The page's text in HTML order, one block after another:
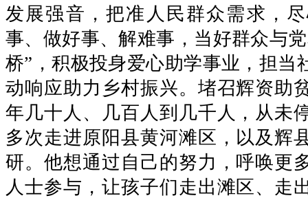
发展强音，把准人民群众需求，
事、做好事、解难事，当好群众与
桥”，积极投身爱心助学事业，担当
动响应助力乡村振兴。堵召辉资助
年几十人、几百人到几千人，从未
多次走进原阳县黄河滩区，以及辉
研。他想通过自己的努力，呼唤更
人士参与，让孩子们走出滩区、走